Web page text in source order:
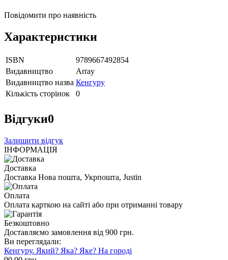
Повідомити про наявність
Характеристики
ISBN
9789667492854
Видавництво
Array
Видавництво назва Кенгуру
Кількість сторінок
0
Відгуки0
Залишити відгук
ІНФОРМАЦІЯ
Доставка
Доставка Нова пошта, Укрпошта, Justin
Оплата
Оплата карткою на сайті або при отриманні товару
Безкоштовно
Доставляємо замовлення від 900 грн.
Ви переглядали:
Кенгуру. Який? Яка? Яке? На городі